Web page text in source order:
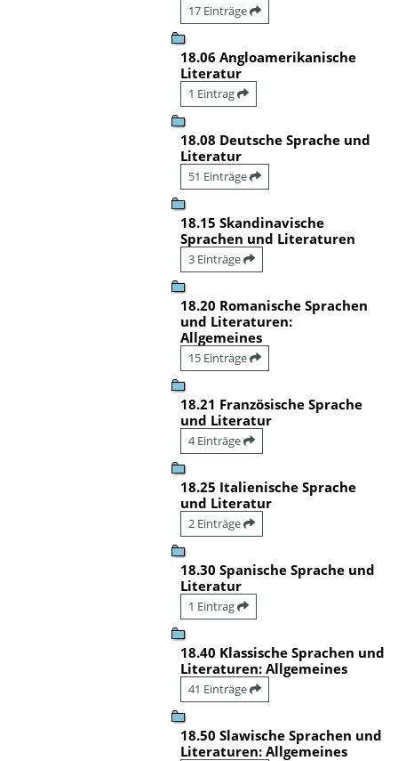
17 Einträge
18.06 Angloamerikanische
Literatur
1 Eintrag
18.08 Deutsche Sprache und
Literatur
51 Einträge
18.15 Skandinavische
Sprachen und Literaturen
3 Einträge
18.20 Romanische Sprachen
und Literaturen:
Allgemeines
15 Einträge
18.21 Französische Sprache
und Literatur
4 Einträge
18.25 Italienische Sprache
und Literatur
2 Einträge
18.30 Spanische Sprache und
Literatur
1 Eintrag
18.40 Klassische Sprachen und
Literaturen: Allgemeines
41 Einträge
18.50 Slawische Sprachen und
Literaturen: Allgemeines